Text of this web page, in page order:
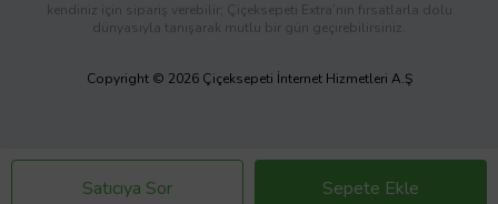
Satıcıya Sor Sepete Ekle
kendiniz için sipariş verebilir; Çiçeksepeti Extra’nın fırsatlarla dolu
dünyasıyla tanışarak mutlu bir gün geçirebilirsiniz.
Copyright © 2026 Çiçeksepeti İnternet Hizmetleri A.Ş